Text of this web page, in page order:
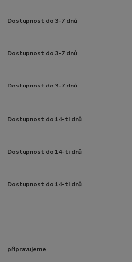
Dostupnost do 3-7 dnů
Dostupnost do 3-7 dnů
Dostupnost do 3-7 dnů
Dostupnost do 14-ti dnů
Dostupnost do 14-ti dnů
Dostupnost do 14-ti dnů
připravujeme